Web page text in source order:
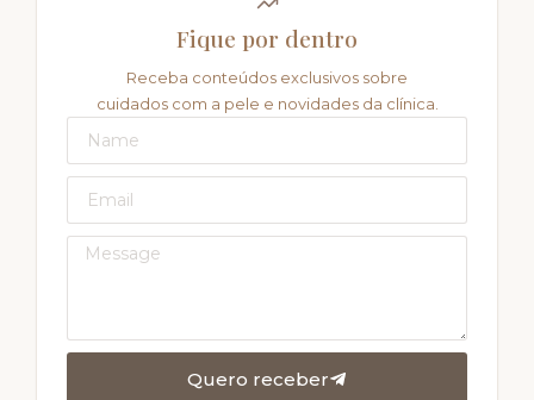
Fique por dentro
Receba conteúdos exclusivos sobre
cuidados com a pele e novidades da clínica.
Quero receber